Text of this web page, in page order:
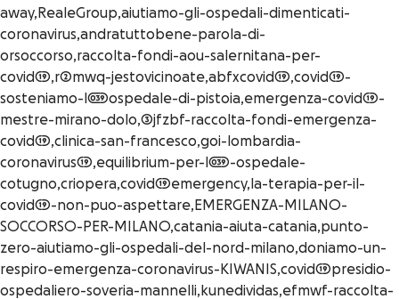
away,RealeGroup,aiutiamo-gli-ospedali-dimenticati-
coronavirus,andratuttobene-parola-di-
orsoccorso,raccolta-fondi-aou-salernitana-per-
covid19,r2mwq-jestovicinoate,abfxcovid19,covid19-
sosteniamo-l039ospedale-di-pistoia,emergenza-covid19-
mestre-mirano-dolo,3jfzbf-raccolta-fondi-emergenza-
covid19,clinica-san-francesco,goi-lombardia-
coronavirus19,equilibrium-per-l039-ospedale-
cotugno,criopera,covid19emergency,la-terapia-per-il-
covid19-non-puo-aspettare,EMERGENZA-MILANO-
SOCCORSO-PER-MILANO,catania-aiuta-catania,punto-
zero-aiutiamo-gli-ospedali-del-nord-milano,doniamo-un-
respiro-emergenza-coronavirus-KIWANIS,covid19presidio-
ospedaliero-soveria-mannelli,kunedividas,efmwf-raccolta-